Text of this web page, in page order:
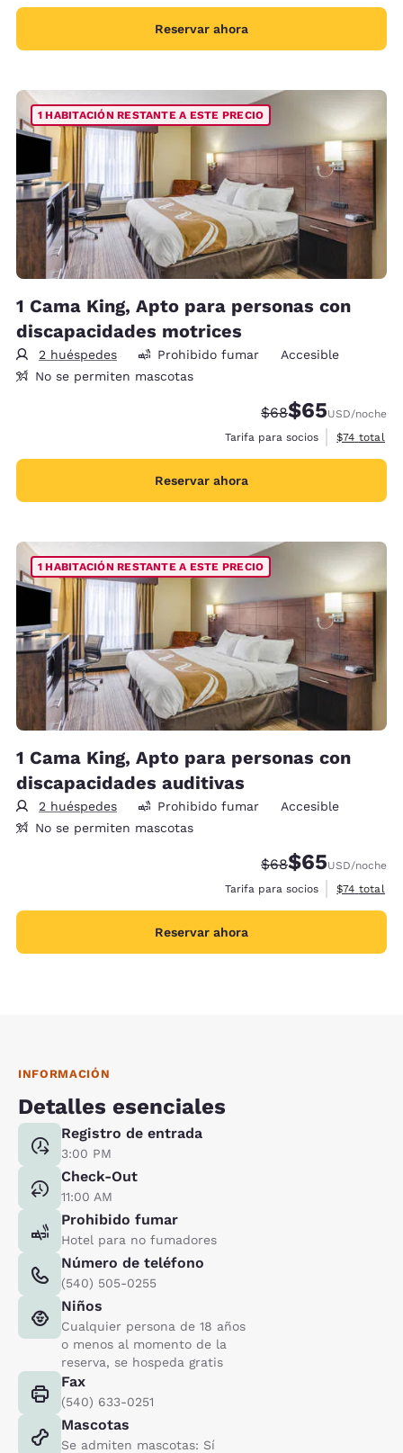
Reservar ahora
1 HABITACIÓN RESTANTE A ESTE PRECIO
1 Cama King, Apto para personas con
discapacidades motrices
2 huéspedes Prohibido fumar
Accesible
No se permiten mascotas
Precio tachado:
$68Precio con
$65USD/noche
Tarifa para socios
Ver
$74 total
Reservar ahora
1 HABITACIÓN RESTANTE A ESTE PRECIO
1 Cama King, Apto para personas con
discapacidades auditivas
2 huéspedes Prohibido fumar
Accesible
No se permiten mascotas
Precio tachado:
$68Precio con
$65USD/noche
Tarifa para socios
Ver
$74 total
Reservar ahora
INFORMACIÓN
Detalles esenciales
Registro de entrada
3:00 PM
Check-Out
11:00 AM
Prohibido fumar
Hotel para no fumadores
Número de teléfono
(540) 505-0255
Niños
Cualquier persona de 18 años
o menos al momento de la
reserva, se hospeda gratis
Fax
(540) 633-0251
Mascotas
Se admiten mascotas: Sí